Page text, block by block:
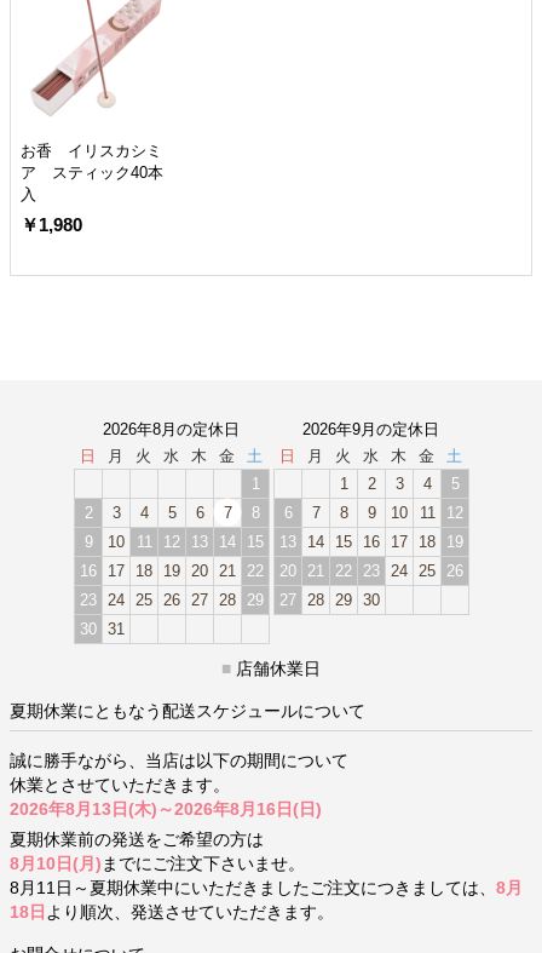
お香 イリスカシミ
ア スティック40本
入
￥1,980
2026年8月の定休日
日
月 火 水 木 金
土
1
2
3 4 5 6 7
8
9
10 11 12 13 14
15
16
17 18 19 20 21
22
23
24 25 26 27 28
29
30 31
2026年9月の定休日
日
月 火 水 木 金
土
1
2 3 4
5
6
7 8 9 10 11
12
13
14 15 16 17 18
19
20
21 22 23 24 25
26
27
28 29 30
■ 店舗休業日
夏期休業にともなう配送スケジュールについて
誠に勝手ながら、当店は以下の期間について
休業とさせていただきます。
2026年8月13日(木)～2026年8月16日(日)
夏期休業前の発送をご希望の方は
8月10日(月) までにご注文下さいませ。
8月11日～夏期休業中にいただきましたご注文につきましては、 8月
18日 より順次、発送させていただきます。